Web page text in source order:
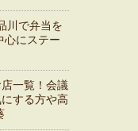
川で弁当を
心にステー
店一覧！会議
する方や高